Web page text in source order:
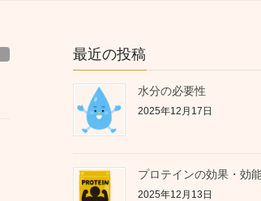
最近の投稿
水分の必要性
2025年12月17日
プロテインの効果・効
2025年12月13日